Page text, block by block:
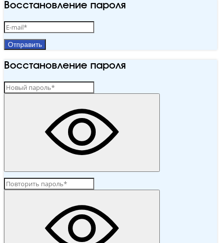
Восстановление пароля
Отправить
Восстановление пароля